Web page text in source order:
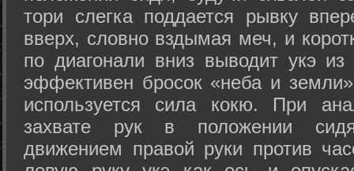
тори слегка поддается рывку
вверх, словно вздымая меч, и
по диагонали вниз выводит укэ
эффективен бросок «неба и
используется сила кокю. При
захвате рук в положении
движением правой руки против